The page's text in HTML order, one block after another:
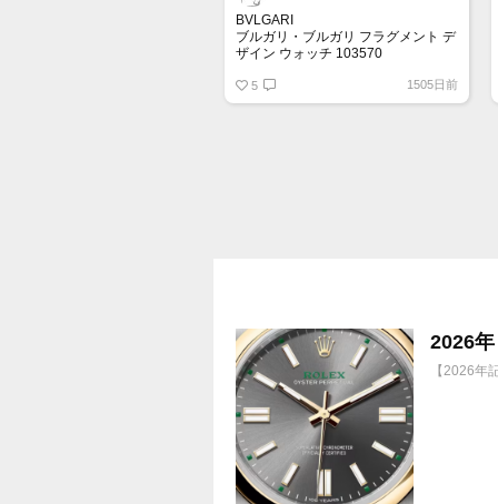
BVLGARI
ブルガリ・ブルガリ フラグメント デ
ザイン ウォッチ 103570
弾！
フラグメントのシグネチャーである2
5 1505日前
2026
【2026年